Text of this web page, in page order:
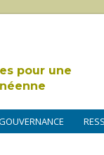
pour une